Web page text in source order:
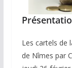
Les cartels de
de Nîmes par